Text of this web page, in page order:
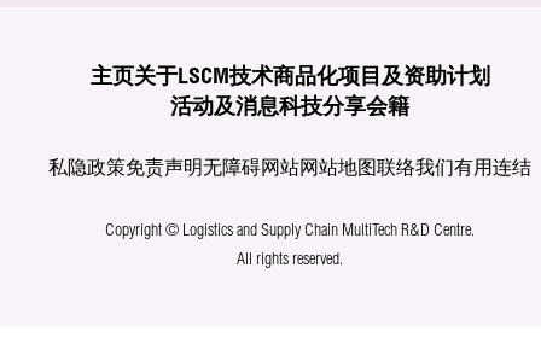
主页关于LSCM技术商品化项目及资助计划
活动及消息科技分享会籍
私隐政策免责声明无障碍网站网站地图联络我们有用连结
Copyright © Logistics and Supply Chain MultiTech R&D Centre.
All rights reserved.